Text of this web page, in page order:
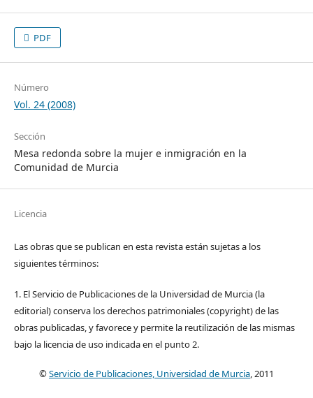
PDF
Número
Vol. 24 (2008)
Sección
Mesa redonda sobre la mujer e inmigración en la
Comunidad de Murcia
Licencia
Las obras que se publican en esta revista están sujetas a los
siguientes términos:
1. El Servicio de Publicaciones de la Universidad de Murcia (la
editorial) conserva los derechos patrimoniales (copyright) de las
obras publicadas, y favorece y permite la reutilización de las mismas
bajo la licencia de uso indicada en el punto 2.
©Servicio de Publicaciones, Universidad de Murcia, 2011